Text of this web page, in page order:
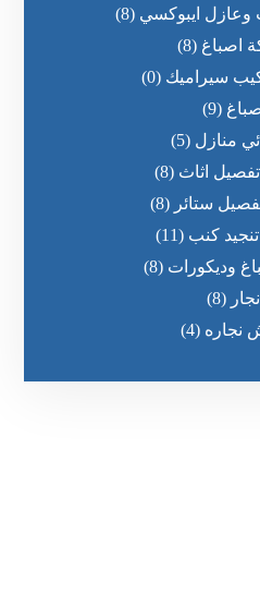
وعازل ايبوكسي (8)
اصباغ (8)
سيراميك (0)
(9)
منازل (5)
اثاث (8)
ستائر (8)
كنب (11)
وديكورات (8)
نجار (8)
نجاره (4)